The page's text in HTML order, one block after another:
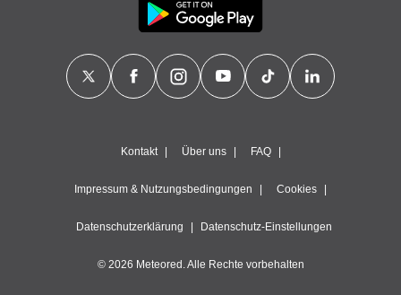
auf Grundlage eines berechtigten Interesses, dem Sie
widersprechen können. Um dies zu tun, können Sie Ihre
widersprechen, indem Sie auf dieser Website auf "
Konfigurieren
" oder unsereCookie-Richtlinieklicken.
Speichern von oder Zugriff auf Informationen auf einem
Werbeanzeigen, erstellung von Profilen für personalisierte
Werbung, verwendung von Profilen zur Auswahl
Personalisierung von Inhalten, verwendung von Profilen zur
messung der Performance von Inhalten, analyse von
Kontakt Über uns FAQ
Impressum & Nutzungsbedingungen Cookies
Datenschutzerklärung Datenschutz-Einstellungen
© 2026 Meteored. Alle Rechte vorbehalten